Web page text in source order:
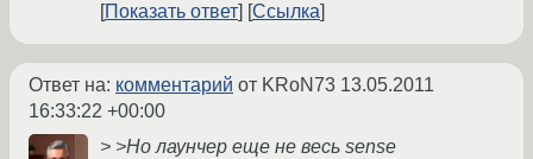
Показать ответ Ссылка
Ответ на: комментарий от KRoN73 13.05.2011
16:33:22 +00:00
> >Но лаунчер еще не весь sense